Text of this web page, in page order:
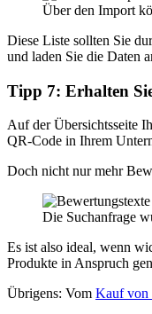
Über den Import
Diese Liste sollten Sie
und laden Sie die Daten
Tipp 7: Erhalten
Auf der Übersichtsseite
QR-Code in Ihrem
Doch nicht nur mehr
Die Suchanfrage
Es ist also ideal, wenn
Produkte in Anspruch
Übrigens: Vom Kauf von